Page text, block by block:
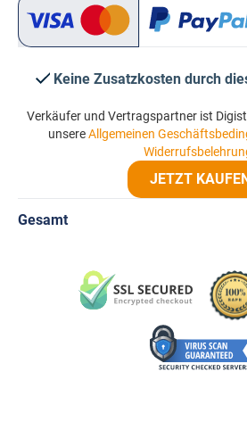
Keine Zusatzkosten durch
Verkäufer und Vertragspartner ist
unsereAllgemeinen
JETZT
Gesamt